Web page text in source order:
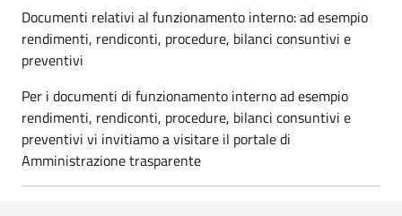
Documenti relativi al funzionamento interno: ad esempio
rendimenti, rendiconti, procedure, bilanci consuntivi e
preventivi
Per i documenti di funzionamento interno ad esempio
rendimenti, rendiconti, procedure, bilanci consuntivi e
preventivi vi invitiamo a visitare il portale di
Amministrazione trasparente